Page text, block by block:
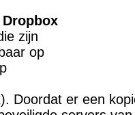
Dropbox
zijn
op
Doordat er een